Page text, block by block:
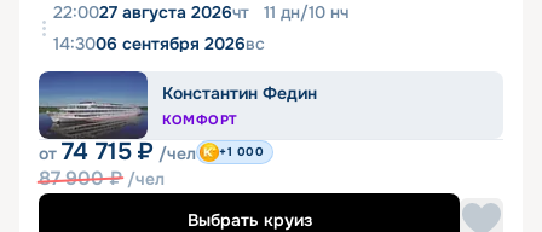
22:0027 августа 2026чт 11 дн/10 нч
14:3006 сентября 2026вс
Константин Федин
КОМФОРТ
от 74 715 ₽ /чел
87 900₽ /чел
+1 000
Выбрать круиз